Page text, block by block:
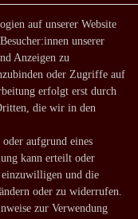
auf unserer Website
unserer
Anzeigen zu
oder Zugriffe auf
erfolgt erst durch
die wir in den
aufgrund eines
kann erteilt oder
einzuwilligen und die
oder zu widerrufen.
zur Verwendung